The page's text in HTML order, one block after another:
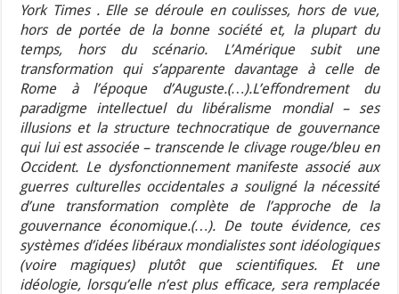
York Times . Elle se déroule en coulisses, hors de vue,
hors de portée de la bonne société et, la plupart du
temps, hors du scénario. L’Amérique subit une
transformation qui s’apparente davantage à celle de
Rome à l’époque d’Auguste.(…).L’effondrement du
paradigme intellectuel du libéralisme mondial – ses
illusions et la structure technocratique de gouvernance
qui lui est associée – transcende le clivage rouge/bleu en
Occident. Le dysfonctionnement manifeste associé aux
guerres culturelles occidentales a souligné la nécessité
d’une transformation complète de l’approche de la
gouvernance économique.(…). De toute évidence, ces
systèmes d’idées libéraux mondialistes sont idéologiques
(voire magiques) plutôt que scientifiques. Et une
idéologie, lorsqu’elle n’est plus efficace, sera remplacée